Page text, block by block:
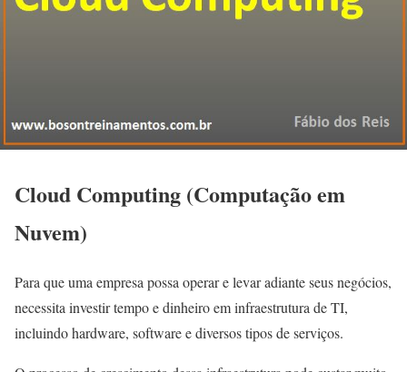
Cloud Computing (Computação em
Nuvem)
Para que uma empresa possa operar e levar adiante seus negócios,
necessita investir tempo e dinheiro em infraestrutura de TI,
incluindo hardware, software e diversos tipos de serviços.